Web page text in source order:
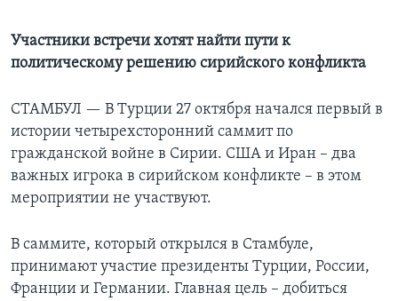
Участники встречи хотят найти пути к
политическому решению сирийского конфликта
СТАМБУЛ — В Турции 27 октября начался первый в
истории четырехсторонний саммит по
гражданской войне в Сирии. США и Иран – два
важных игрока в сирийском конфликте – в этом
мероприятии не участвуют.
В саммите, который открылся в Стамбуле,
принимают участие президенты Турции, России,
Франции и Германии. Главная цель – добиться